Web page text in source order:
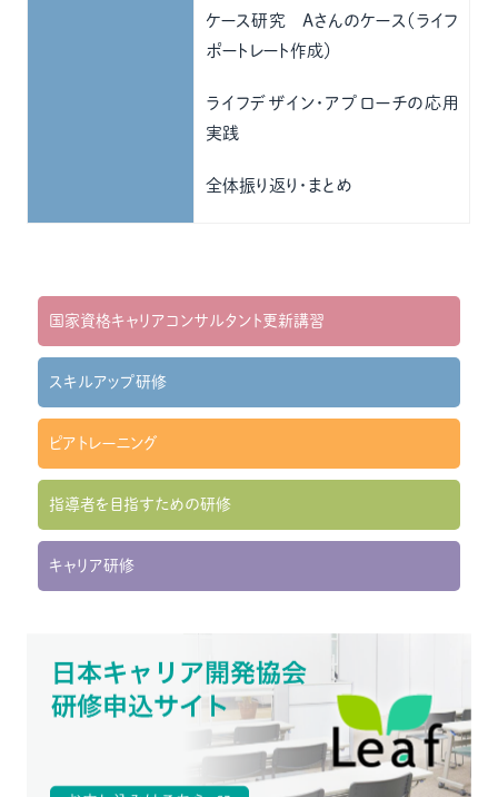
ケース研究 Aさんのケース（ライフ
ポートレート作成）
ライフデザイン・アプローチの応用
実践
全体振り返り・まとめ
国家資格キャリアコンサルタント更新講習
スキルアップ研修
ピアトレーニング
指導者を目指すための研修
キャリア研修